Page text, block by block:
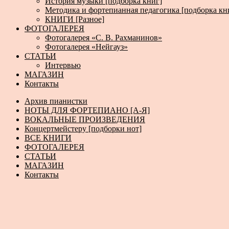
Методика и фортепианная педагогика [подборка
КНИГИ [Разное]
ФОТОГАЛЕРЕЯ
Фотогалерея «С. В. Рахманинов»
Фотогалерея «Нейгауз»
СТАТЬИ
Интервью
МАГАЗИН
Контакты
Архив пианистки
НОТЫ ДЛЯ ФОРТЕПИАНО [А-Я]
ВОКАЛЬНЫЕ ПРОИЗВЕДЕНИЯ
Концертмейстеру [подборки нот]
ВСЕ КНИГИ
ФОТОГАЛЕРЕЯ
СТАТЬИ
МАГАЗИН
Контакты